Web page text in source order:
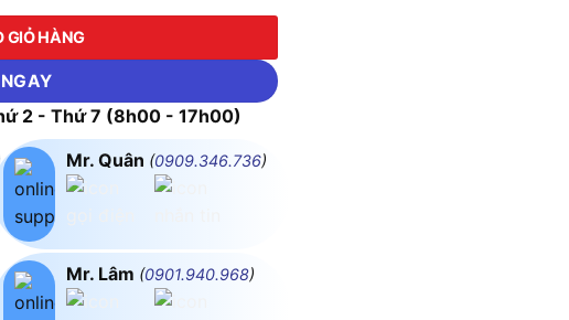
GIỎ HÀNG
2 - Thứ 7 (8h00 - 17h00)
Mr. Quân (0909.346.736)
Mr. Lâm (0901.940.968)